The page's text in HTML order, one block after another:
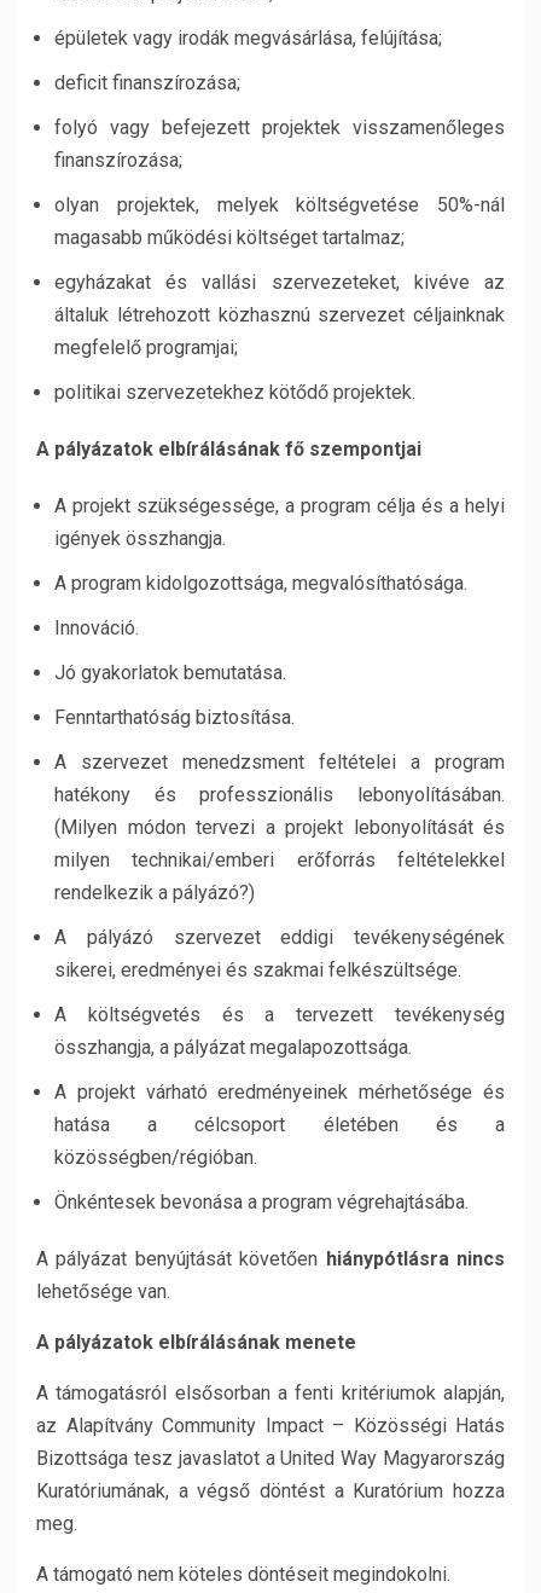
épületek vagy irodák megvásárlása, felújítása;
deficit finanszírozása;
folyó vagy befejezett projektek visszamenőleges
finanszírozása;
olyan projektek, melyek költségvetése 50%-nál
magasabb működési költséget tartalmaz;
egyházakat és vallási szervezeteket, kivéve az
általuk létrehozott közhasznú szervezet céljainknak
megfelelő programjai;
politikai szervezetekhez kötődő projektek.
A pályázatok elbírálásának fő szempontjai
A projekt szükségessége, a program célja és a helyi
igények összhangja.
A program kidolgozottsága, megvalósíthatósága.
Innováció.
Jó gyakorlatok bemutatása.
Fenntarthatóság biztosítása.
A szervezet menedzsment feltételei a program
hatékony és professzionális lebonyolításában.
(Milyen módon tervezi a projekt lebonyolítását és
milyen technikai/emberi erőforrás feltételekkel
rendelkezik a pályázó?)
A pályázó szervezet eddigi tevékenységének
sikerei, eredményei és szakmai felkészültsége.
A költségvetés és a tervezett tevékenység
összhangja, a pályázat megalapozottsága.
A projekt várható eredményeinek mérhetősége és
hatása a célcsoport életében és a
közösségben/régióban.
Önkéntesek bevonása a program végrehajtásába.
A pályázat benyújtását követően hiánypótlásra nincs
lehetősége van.
A pályázatok elbírálásának menete
A támogatásról elsősorban a fenti kritériumok alapján,
az Alapítvány Community Impact – Közösségi Hatás
Bizottsága tesz javaslatot a United Way Magyarország
Kuratóriumának, a végső döntést a Kuratórium hozza
meg.
A támogató nem köteles döntéseit megindokolni.